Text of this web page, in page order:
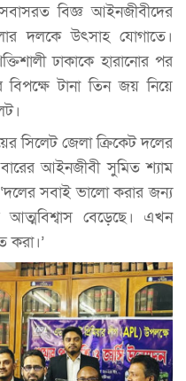
বিজ্ঞ আইনজীবীদের
দলকে উৎসাহ যোগাতে।
ঢাকাকে হারানোর পর
টানা তিন জয় নিয়ে
সিলেট জেলা ক্রিকেট দলের
আইনজীবী সুমিত শ্যাম
সবাই ভালো করার জন্য
বেড়েছে। এখন
করা।’